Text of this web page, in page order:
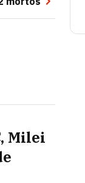
Milei